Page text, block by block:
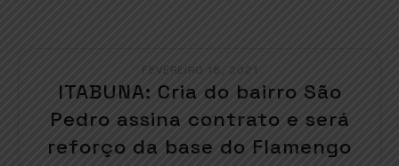
FEVEREIRO 18, 2021
ITABUNA: Cria do bairro São
Pedro assina contrato e será
reforço da base do Flamengo